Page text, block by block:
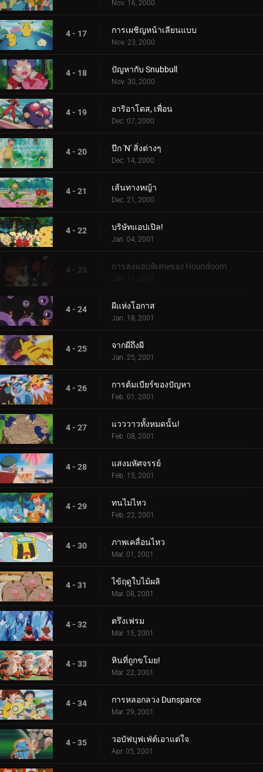
Nov. 16, 2000
4 - 17 การเผชิญหน้าเลียนแบบ
Nov. 23, 2000
4 - 18 ปัญหากับ Snubbull
Nov. 30, 2000
4 - 19 อาริอาโดส, เพื่อน
Dec. 07, 2000
4 - 20 ปีก 'N' สิ่งต่างๆ
Dec. 14, 2000
4 - 21 เส้นทางหญ้า
Dec. 21, 2000
4 - 22 บริษัทแอปเปิล!
Jan. 04, 2001
4 - 23 การส่งมอบพิเศษของ Houndoom
Jan. 11, 2001
4 - 24 ผีแห่งโอกาส
Jan. 18, 2001
4 - 25 จากผีถึงผี
Jan. 25, 2001
4 - 26 การต้มเบียร์ของปัญหา
Feb. 01, 2001
4 - 27 แวววาวทั้งหมดนั้น!
Feb. 08, 2001
4 - 28 แสงมหัศจรรย์
Feb. 15, 2001
4 - 29 ทนไม่ไหว
Feb. 22, 2001
4 - 30 ภาพเคลื่อนไหว
Mar. 01, 2001
4 - 31 ไข้ฤดูใบไม้ผลิ
Mar. 08, 2001
4 - 32 ตรึงเฟรม
Mar. 15, 2001
4 - 33 หินที่ถูกขโมย!
Mar. 22, 2001
4 - 34 การหลอกลวง Dunsparce
Mar. 29, 2001
4 - 35 วอบัฟบุฟเฟ่ต์เอาแต่ใจ
Apr. 05, 2001